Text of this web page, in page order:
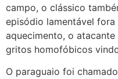
campo, o clássico
episódio lamentável
aquecimento, o
gritos homofóbicos
O paraguaio foi